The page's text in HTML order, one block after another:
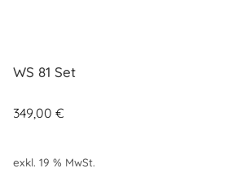
WS 81 Set
349,00 €
exkl. 19 % MwSt.